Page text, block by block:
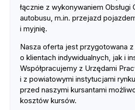
łącznie z wykonywaniem Obsługi
autobusu, m.in. przejazd
i myjnię.
Nasza oferta jest przygotowana
o klientach indywidualnych, jak i
Współpracujemy z Urzędami
i z powiatowymi instytucjami
przed naszymi kursantami
kosztów kursów.